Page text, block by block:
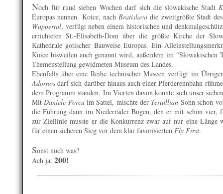
Noch für rund sieben Wochen darf sich die slowakische Stadt
Europas nennen. Koice, nachBratislava die zweitgrößte Stadt
Wuppertal, verfügt neben einem historischen und
errichteten St.-Elisabeth-Dom über die größte Kirche der
Kathedrale gotischer Bauweise Europas. Ein
Koice bisweilen auch genannt wird, außerdem im "Slowakischen
Themenstellung gewidmeten Museum des Landes.
Ebenfalls über eine Reihe technischer Museen verfügt im
Adornos darf sich darüber hinaus auch einer Pferderennbahn
dem Programm standen. Im Vierten davon konnte sich unser
MitDaniele Porcuim Sattel, mischte der Tertullian-Sohn schon
die Führung dann im Niederräder Bogen, den er mit schon
zur Ziellinie musste er die Konkurrenz zwar auf nur eine Länge
für einen sicheren Sieg vor dem klar favorisierten Fly First.
Sonst noch was?
Ach ja: 200!